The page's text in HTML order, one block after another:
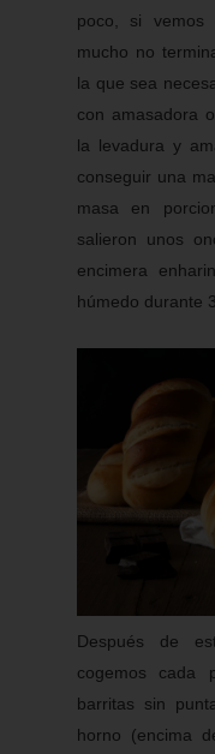
poco, si vemos
mucho no
la que sea
con amasadora
la levadura y
conseguir una
masa en
salieron unos
encimera
húmedo durante
Después de
cogemos cada
barritas sin
horno (encima